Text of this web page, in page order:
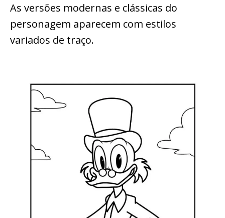
As versões modernas e clássicas do
personagem aparecem com estilos
variados de traço.